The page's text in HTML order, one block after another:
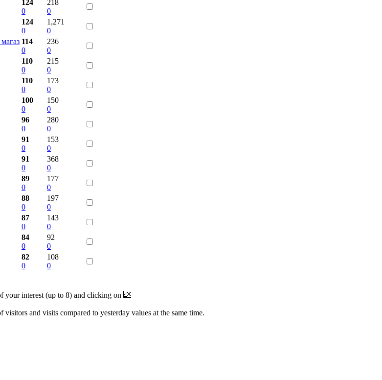
124
0
218
0
124
0
1,271
0
114
0
236
0
110
0
215
0
110
0
173
0
100
0
150
0
96
0
280
0
91
0
153
0
91
0
368
0
89
0
177
0
88
0
197
0
87
0
143
0
84
0
92
0
82
0
108
0
your interest (up to 8) and clicking on
and visits compared to yesterday values at the same time.